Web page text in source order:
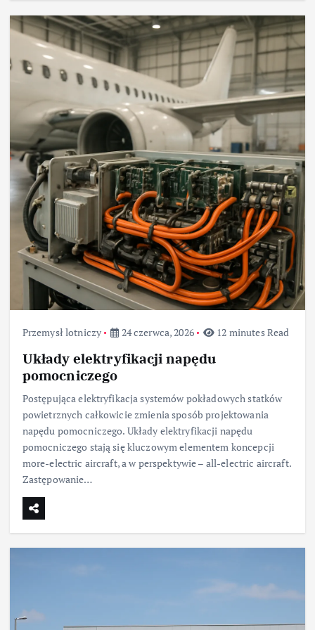
Przemysł lotniczy 24 czerwca, 2026 12 minutes Read
Układy elektryfikacji napędu
pomocniczego
Postępująca elektryfikacja systemów pokładowych statków
powietrznych całkowicie zmienia sposób projektowania
napędu pomocniczego. Układy elektryfikacji napędu
pomocniczego stają się kluczowym elementem koncepcji
more-electric aircraft, a w perspektywie – all-electric aircraft.
Zastępowanie…